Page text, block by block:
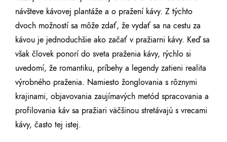
návšteve kávovej plantáže a o pražení kávy. Z týchto
dvoch možností sa môže zdať, že vydať sa na cestu za
kávou je jednoduchšie ako začať v pražiarni kávy. Keď sa
však človek ponorí do sveta praženia kávy, rýchlo si
uvedomí, že romantiku, príbehy a legendy zatieni realita
výrobného praženia. Namiesto žonglovania s rôznymi
krajinami, objavovania zaujímavých metód spracovania a
profilovania káv sa pražiari väčšinou stretávajú s vrecami
kávy, často tej istej.